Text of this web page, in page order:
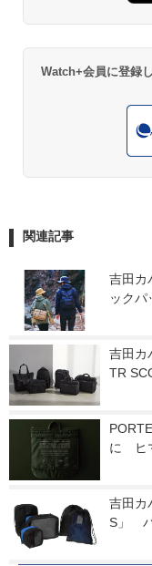
Watch+会員に登録
関連記事
吉田カ
ックパ
吉田カ
TR
に　ヒ
吉田カ
S」　